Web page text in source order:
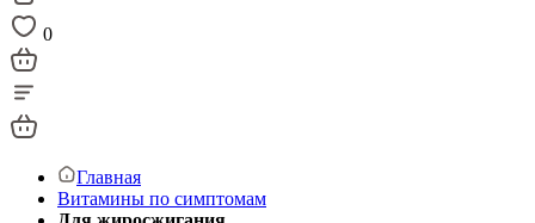
0
Главная
Витамины по симптомам